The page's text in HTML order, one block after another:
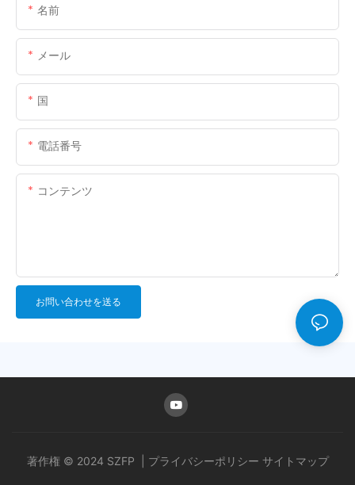
名前
メール
国
電話番号
コンテンツ
お問い合わせを送る
著作権 © 2024 SZFP | プライバシーポリシー サイトマップ